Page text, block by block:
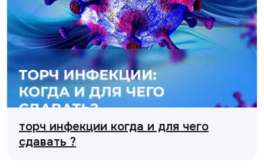
торч инфекции когда и для чего
сдавать ?